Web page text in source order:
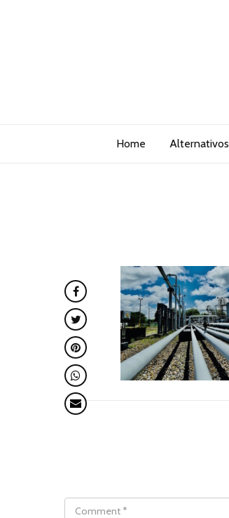
Home Alternativos